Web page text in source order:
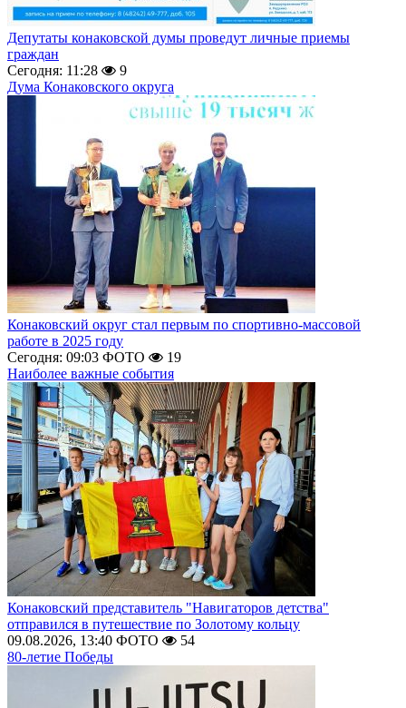
Депутаты конаковской думы проведут личные приемы
граждан
Сегодня: 11:28
9
Дума Конаковского округа
Конаковский округ стал первым по спортивно-массовой
работе в 2025 году
Сегодня: 09:03 ФОТО
19
Наиболее важные события
Конаковский представитель "Навигаторов детства"
отправился в путешествие по Золотому кольцу
09.08.2026, 13:40 ФОТО
54
80-летие Победы